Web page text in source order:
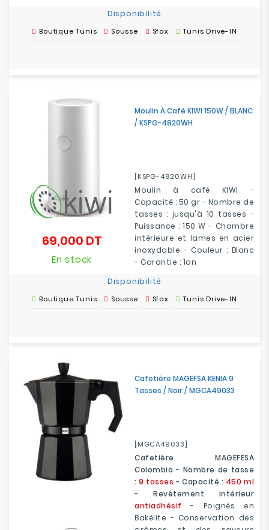
Disponibilité
Boutique Tunis Sousse Sfax Tunis Drive-IN
Moulin À Café KIWI 150W / BLANC
/ KSPG-4820WH
[KSPG-4820WH]
Moulin à café KIWI -
Capacité : 50 gr - Nombre de
tasses : jusqu'à 10 tasses -
Puissance : 150 W - Chambre
intérieure et lames en acier
inoxydable - Couleur : Blanc
- Garantie : 1an
69,000 DTPrix
En stock
Disponibilité
Boutique Tunis Sousse Sfax Tunis Drive-IN
Cafetière MAGEFSA KENIA 9
Tasses / Noir / MGCA49033
[MGCA49033]
Cafetière MAGEFESA
Colombia - Nombre de tasse
: 9 tasses - Capacité : 450 ml
- Revêtement intérieur
antiadhésif
- Poignés en
Bakélite - Conservation des